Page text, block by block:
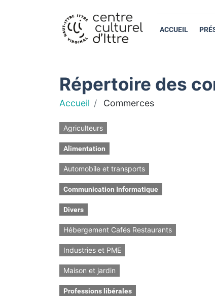
ACCUEIL
Répertoire des
Accueil Commerces
Agriculteurs
Alimentation
Automobile et transports
Communication Informatique
Divers
Hébergement Cafés Restaurants
Industries et PME
Maison et jardin
Professions libérales